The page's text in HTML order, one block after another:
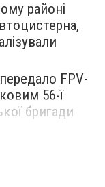
районі
FPV-
56-ї
бригади